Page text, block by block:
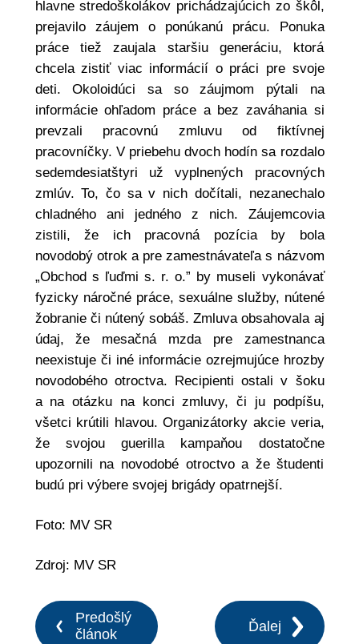
hlavne stredoškolákov prichádzajúcich zo škôl,
prejavilo záujem o ponúkanú prácu. Ponuka
práce tiež zaujala staršiu generáciu, ktorá
chcela zistiť viac informácií o práci pre svoje
deti. Okoloidúci sa so záujmom pýtali na
informácie ohľadom práce a bez zaváhania si
prevzali pracovnú zmluvu od fiktívnej
pracovníčky. V priebehu dvoch hodín sa rozdalo
sedemdesiatštyri už vyplnených pracovných
zmlúv. To, čo sa v nich dočítali, nezanechalo
chladného ani jedného z nich. Záujemcovia
zistili, že ich pracovná pozícia by bola
novodobý otrok a pre zamestnávateľa s názvom
„Obchod s ľuďmi s. r. o.” by museli vykonávať
fyzicky náročné práce, sexuálne služby, nútené
žobranie či nútený sobáš. Zmluva obsahovala aj
údaj, že mesačná mzda pre zamestnanca
neexistuje či iné informácie ozrejmujúce hrozby
novodobého otroctva. Recipienti ostali v šoku
a na otázku na konci zmluvy, či ju podpíšu,
všetci krútili hlavou. Organizátorky akcie veria,
že svojou guerilla kampaňou dostatočne
upozornili na novodobé otroctvo a že študenti
budú pri výbere svojej brigády opatrnejší.
Foto: MV SR
Zdroj: MV SR
Predošlý
článok
Ďalej